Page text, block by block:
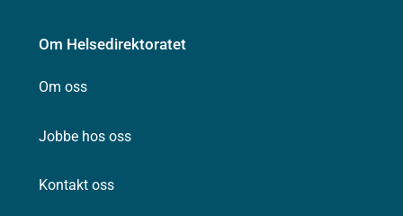
Om Helsedirektoratet
Om oss
Jobbe hos oss
Kontakt oss